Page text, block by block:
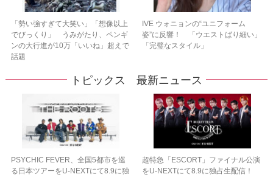
「勢い強すぎて大笑い」「想像以上
でびっくり」 うみがたり、ペンギ
ンの大行進が10万「いいね」超えで
話題
IVE ウォニョンの“ユニフォーム
姿”に反響！ 「ウエストばり細い」
「完璧なスタイル」
トピックス 最新ニュース
PSYCHIC FEVER、全国5都市を巡
る日本ツアーをU‐NEXTにて8.9に独
超特急「ESCORT」ファイナル公演
をU-NEXTにて8.9に独占生配信！